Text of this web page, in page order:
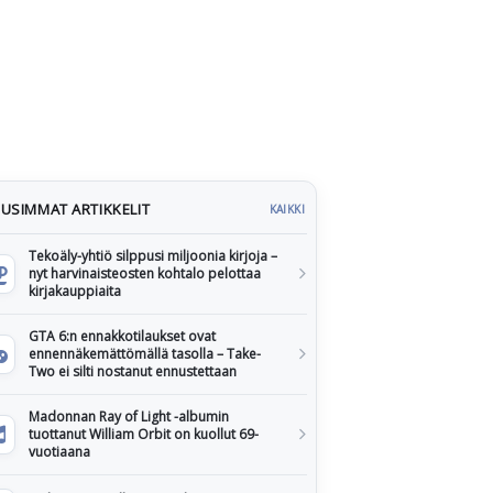
ARTIKKELIT KAIKKI
Tekoäly-yhtiö silppusi miljoonia kirjoja –
nyt harvinaisteosten kohtalo pelottaa
kirjakauppiaita
GTA 6:n ennakkotilaukset ovat
ennennäkemättömällä tasolla – Take-
Two ei silti nostanut ennustettaan
Madonnan Ray of Light -albumin
tuottanut William Orbit on kuollut 69-
vuotiaana